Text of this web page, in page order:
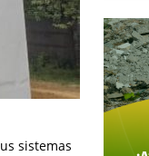
sistemas